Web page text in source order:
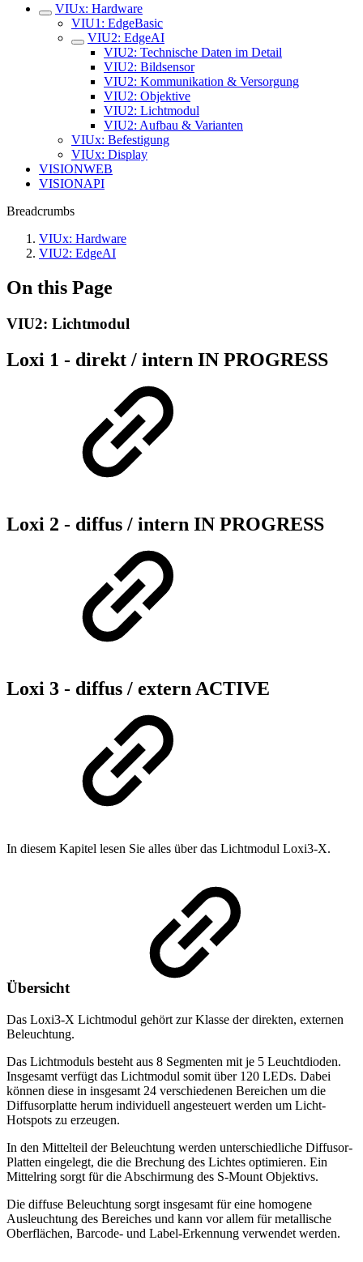
VIUx: Hardware
VIU1: EdgeBasic
VIU2: EdgeAI
VIU2: Technische Daten im Detail
VIU2: Bildsensor
VIU2: Kommunikation & Versorgung
VIU2: Objektive
VIU2: Lichtmodul
VIU2: Aufbau & Varianten
VIUx: Befestigung
VIUx: Display
VISIONWEB
VISIONAPI
Breadcrumbs
VIUx: Hardware
VIU2: EdgeAI
On this Page
VIU2: Lichtmodul
Loxi 1 - direkt / intern IN PROGRESS
Loxi 2 - diffus / intern IN PROGRESS
Loxi 3 - diffus / extern ACTIVE
In diesem Kapitel lesen Sie alles über das Lichtmodul Loxi3-X.
Übersicht
Das Loxi3-X Lichtmodul gehört zur Klasse der direkten, externen
Beleuchtung.
Das Lichtmoduls besteht aus 8 Segmenten mit je 5 Leuchtdioden.
Insgesamt verfügt das Lichtmodul somit über 120 LEDs. Dabei
können diese in insgesamt 24 verschiedenen Bereichen um die
Diffusorplatte herum individuell angesteuert werden um Licht-
Hotspots zu erzeugen.
In den Mittelteil der Beleuchtung werden unterschiedliche Diffusor-
Platten eingelegt, die die Brechung des Lichtes optimieren. Ein
Mittelring sorgt für die Abschirmung des S-Mount Objektivs.
Die diffuse Beleuchtung sorgt insgesamt für eine homogene
Ausleuchtung des Bereiches und kann vor allem für metallische
Oberflächen, Barcode- und Label-Erkennung verwendet werden.